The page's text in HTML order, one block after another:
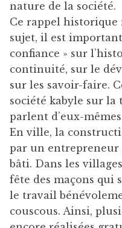
nature de la société.
Ce rappel historique
sujet, il est
confiance » sur
continuité, sur le
sur les savoir-faire.
société kabyle sur la
parlent d’eux-
En ville, la
par un entrepreneur
bâti. Dans les
fête des maçons qui
le travail
couscous. Ainsi,